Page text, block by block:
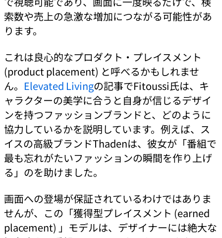
索数や売上の急激な増加につながる可能性があ
ります。
これは良心的なプロダクト・プレイスメント
(product placement) と呼べるかもしれませ
ん。 Elevated Livingの記事でFitoussi氏は、キ
ャラクターの美学に合うと自身が信じるデザイ
ンを持つファッションブランドと、どのように
協力しているかを説明しています。例えば、ス
イスの高級ブランドThadenは、彼女が「番組で
最も忘れがたいファッションの瞬間を作り上げ
る」のを助けました。
画面への登場が保証されているわけではありま
せんが、この「獲得型プレイスメント (earned
placement) 」モデルは、デザイナーには絶大な